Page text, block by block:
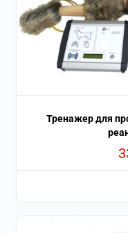
Тренажер для